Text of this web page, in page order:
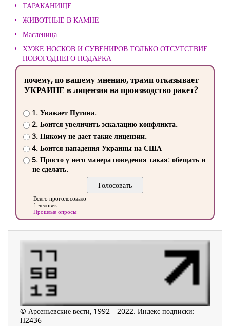
ТАРАКАНИЩЕ
ЖИВОТНЫЕ В КАМНЕ
Масленица
ХУЖЕ НОСКОВ И СУВЕНИРОВ ТОЛЬКО ОТСУТСТВИЕ
НОВОГОДНЕГО ПОДАРКА
почему, по вашему мнению, трамп отказывает
УКРАИНЕ в лицензии на производство ракет?
1. Уважает Путина.
2. Боится увеличить эскалацию конфликта.
3. Никому не дает такие лицензии.
4. Боится нападения Украины на США
5. Просто у него манера поведения такая: обещать и
не сделать.
Всего проголосовало
1 человек
Прошлые опросы
© Арсеньевские вести, 1992—2022. Индекс подписки:
П2436